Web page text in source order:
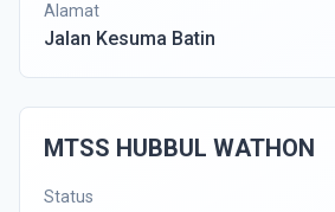
Alamat
Jalan Kesuma Batin
MTSS HUBBUL WATHON
Status